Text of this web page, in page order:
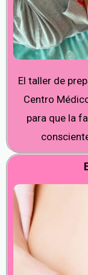
El taller de
Centro
para que la